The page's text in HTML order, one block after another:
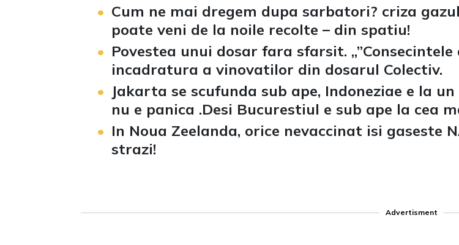
Cum ne mai dregem dupa sarbatori? criza
poate veni de la noile recolte – din spatiu!
Povestea unui dosar fara sfarsit.
incadratura a vinovatilor din dosarul Colectiv.
Jakarta se scufunda sub ape, Indoneziae e la
nu e panica .Desi Bucurestiul e sub ape la cea
In Noua Zeelanda, orice nevaccinat isi gaseste
strazi!
Advertisment